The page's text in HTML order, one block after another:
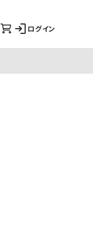
ログイン